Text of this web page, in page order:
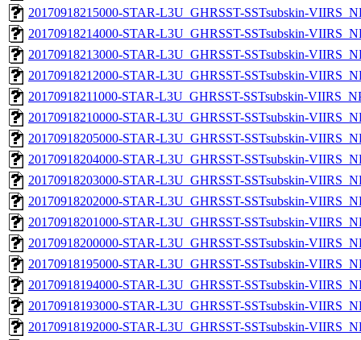
20170918215000-STAR-L3U_GHRSST-SSTsubskin-
20170918214000-STAR-L3U_GHRSST-SSTsubskin-
20170918213000-STAR-L3U_GHRSST-SSTsubskin-
20170918212000-STAR-L3U_GHRSST-SSTsubskin-
20170918211000-STAR-L3U_GHRSST-SSTsubskin-
20170918210000-STAR-L3U_GHRSST-SSTsubskin-
20170918205000-STAR-L3U_GHRSST-SSTsubskin-
20170918204000-STAR-L3U_GHRSST-SSTsubskin-
20170918203000-STAR-L3U_GHRSST-SSTsubskin-
20170918202000-STAR-L3U_GHRSST-SSTsubskin-
20170918201000-STAR-L3U_GHRSST-SSTsubskin-
20170918200000-STAR-L3U_GHRSST-SSTsubskin-
20170918195000-STAR-L3U_GHRSST-SSTsubskin-
20170918194000-STAR-L3U_GHRSST-SSTsubskin-
20170918193000-STAR-L3U_GHRSST-SSTsubskin-
20170918192000-STAR-L3U_GHRSST-SSTsubskin-